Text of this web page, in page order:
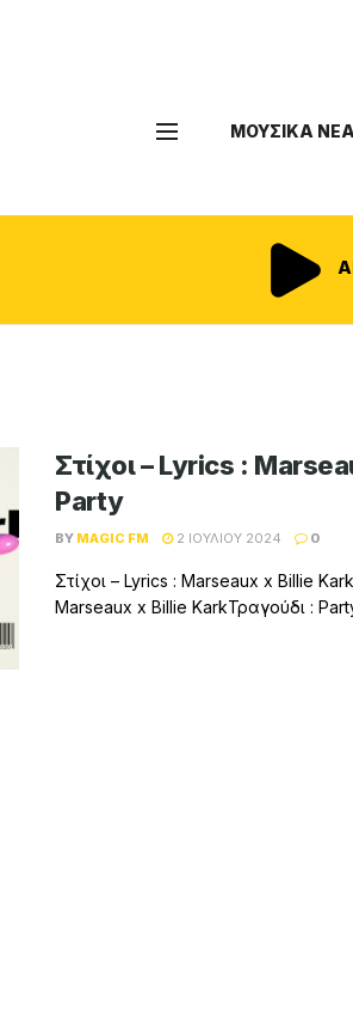
ΜΟΥΣΙΚΑ ΝΕΑ
Στίχοι – Lyrics :
Party
BY MAGIC FM 2 ΙΟΥΛΊΟΥ 2024 0
Στίχοι – Lyrics : Marseaux x Billie
Marseaux x Billie KarkΤραγούδι :